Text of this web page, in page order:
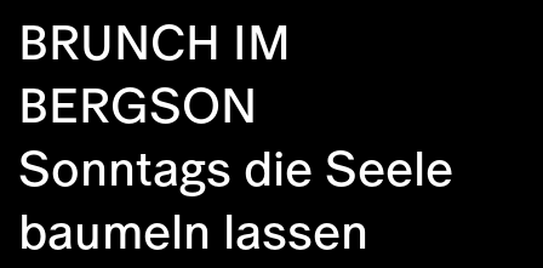
BRUNCH IM
BERGSON
Sonntags die Seele
baumeln lassen